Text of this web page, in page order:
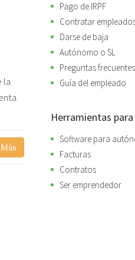
la
Pago de IRPF
Contratar
Darse de baja
Autónomo o SL
Preguntas frecuentes
Guía del empleado
Herramientas
Software para
Facturas
Contratos
Ser emprendedor